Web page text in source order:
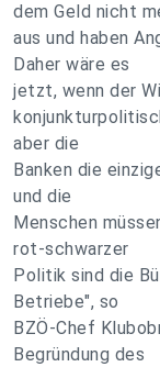
dem Geld nicht
aus und haben
Daher wäre es
jetzt, wenn der
aber die
Banken die
und die
Menschen
rot-schwarzer
Politik sind die
Betriebe", so
BZÖ-Chef
Begründung des